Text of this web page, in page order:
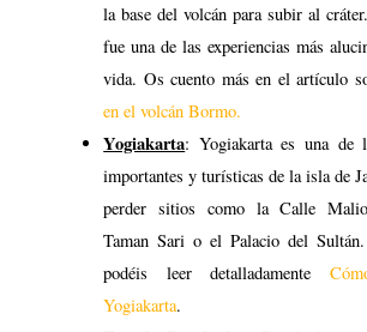
la base del volcán para subir al
fue una de las experiencias más
vida. Os cuento más en el artículo
en el volcán Bormo.
Yogiakarta: Yogiakarta es una de
importantes y turísticas de la isla de
perder sitios como la Calle
Taman Sari o el Palacio del
podéis leer detalladamente
Yogiakarta.